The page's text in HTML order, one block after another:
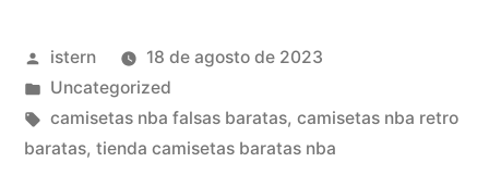
nba»
Publicado
por
istern
18 de agosto de 2023
Publicado
en
Uncategorized
Etiquetas:
camisetas nba falsas baratas, camisetas nba retro
baratas, tienda camisetas baratas nba